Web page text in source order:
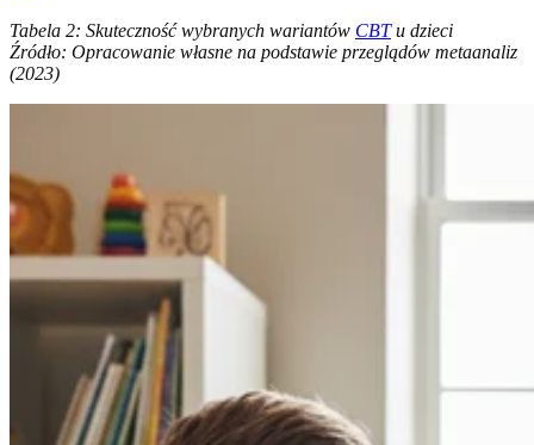
Tabela 2: Skuteczność wybranych wariantów CBTu dzieci
Źródło: Opracowanie własne na podstawie przeglądów metaanaliz
(2023)